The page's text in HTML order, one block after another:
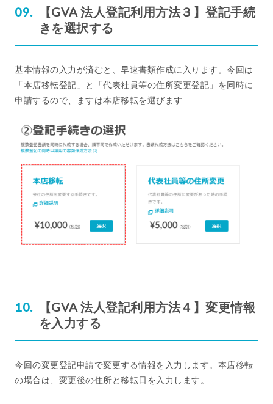
【GVA 法人登記利用方法３】登記手続
きを選択する
基本情報の入力が済むと、早速書類作成に入ります。今回は
「本店移転登記」と「代表社員等の住所変更登記」を同時に
申請するので、ますは本店移転を選びます
【GVA 法人登記利用方法４】変更情報
を入力する
今回の変更登記申請で変更する情報を入力します。本店移転
の場合は、変更後の住所と移転日を入力します。